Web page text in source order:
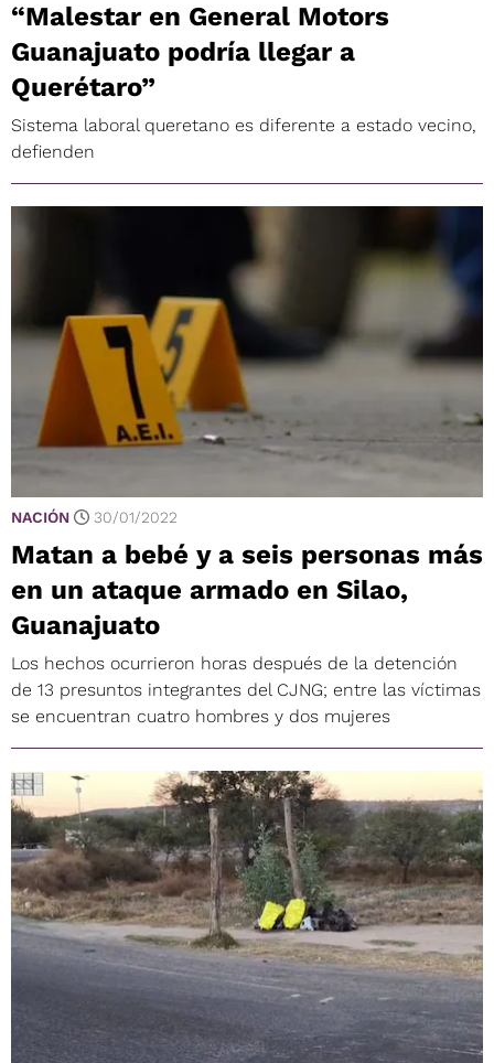
“Malestar en General Motors
Guanajuato podría llegar a
Querétaro”
Sistema laboral queretano es diferente a estado vecino,
defienden
NACIÓN 30/01/2022
Matan a bebé y a seis personas más
en un ataque armado en Silao,
Guanajuato
Los hechos ocurrieron horas después de la detención
de 13 presuntos integrantes del CJNG; entre las víctimas
se encuentran cuatro hombres y dos mujeres